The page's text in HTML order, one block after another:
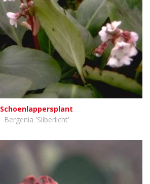
Schoenlappersplant
Bergenia 'Silberlicht'